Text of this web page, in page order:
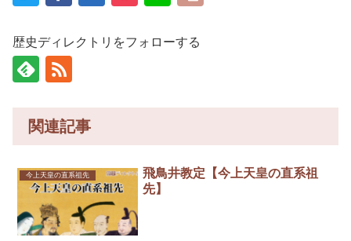
歴史ディレクトリをフォローする
関連記事
今上天皇の直系祖先
飛鳥井教定【今上天皇の直系祖
先】